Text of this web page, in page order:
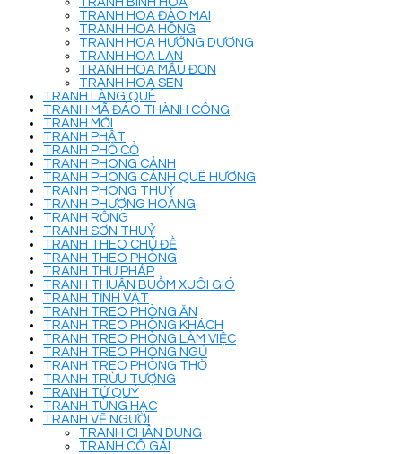
TRANH HOA ĐÀO MAI
TRANH HOA HỒNG
TRANH HOA HƯỚNG DƯƠNG
TRANH HOA LAN
TRANH HOA MẪU ĐƠN
TRANH HOA SEN
TRANH LÀNG QUÊ
TRANH MÃ ĐÁO THÀNH CÔNG
TRANH MỚI
TRANH PHẬT
TRANH PHỐ CỔ
TRANH PHONG CẢNH
TRANH PHONG CẢNH QUÊ HƯƠNG
TRANH PHONG THUỶ
TRANH PHƯỢNG HOÀNG
TRANH RỒNG
TRANH SƠN THUỶ
TRANH THEO CHỦ ĐỀ
TRANH THEO PHÒNG
TRANH THƯ PHÁP
TRANH THUẬN BUỒM XUÔI GIÓ
TRANH TĨNH VẬT
TRANH TREO PHÒNG ĂN
TRANH TREO PHÒNG KHÁCH
TRANH TREO PHÒNG LÀM VIỆC
TRANH TREO PHÒNG NGỦ
TRANH TREO PHÒNG THỜ
TRANH TRỪU TƯỢNG
TRANH TỨ QUÝ
TRANH TÙNG HẠC
TRANH VẼ NGƯỜI
TRANH CHÂN DUNG
TRANH CÔ GÁI